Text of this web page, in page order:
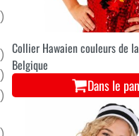
)
)
)
)
Collier Hawaien couleurs de la
Belgique
Dans le